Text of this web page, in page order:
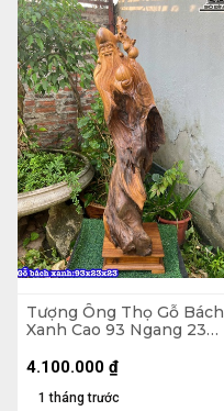
Tượng Ông Thọ Gỗ Bách
Xanh Cao 93 Ngang 23
1 tháng trước
4.100.000 ₫